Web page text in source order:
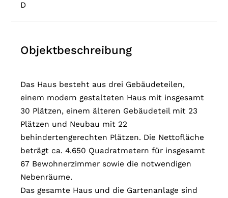
D
Objektbeschreibung
Das Haus besteht aus drei Gebäudeteilen,
einem modern gestalteten Haus mit insgesamt
30 Plätzen, einem älteren Gebäudeteil mit 23
Plätzen und Neubau mit 22
behindertengerechten Plätzen. Die Nettofläche
beträgt ca. 4.650 Quadratmetern für insgesamt
67 Bewohnerzimmer sowie die notwendigen
Nebenräume.
Das gesamte Haus und die Gartenanlage sind